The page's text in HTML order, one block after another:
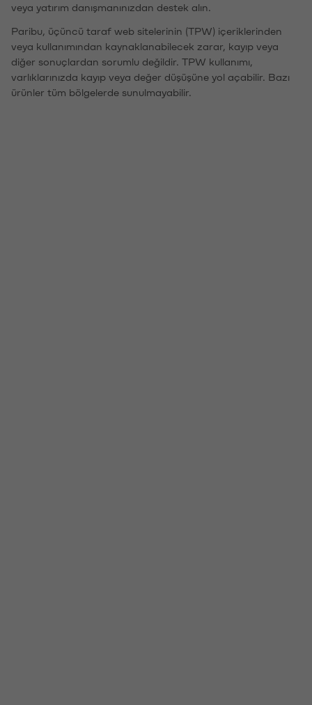
veya yatırım danışmanınızdan destek alın.
Paribu, üçüncü taraf web sitelerinin (TPW) içeriklerinden
veya kullanımından kaynaklanabilecek zarar, kayıp veya
diğer sonuçlardan sorumlu değildir. TPW kullanımı,
varlıklarınızda kayıp veya değer düşüşüne yol açabilir. Bazı
ürünler tüm bölgelerde sunulmayabilir.